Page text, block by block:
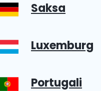
Saksa
Luxemburg
Portugali